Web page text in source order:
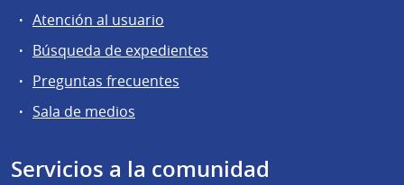
Atención al usuario
Búsqueda de expedientes
Preguntas frecuentes
Sala de medios
Servicios a la comunidad